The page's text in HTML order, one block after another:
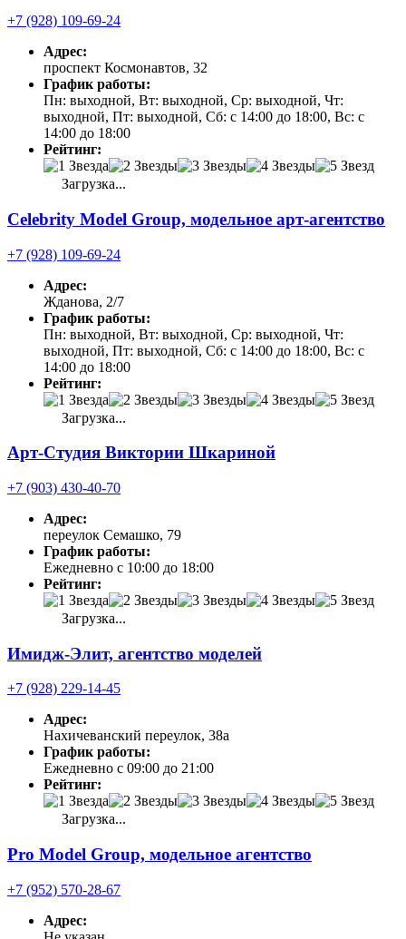
+7 (928) 109-69-24
Адрес:
проспект Космонавтов, 32
График работы:
Пн: выходной, Вт: выходной, Ср: выходной, Чт:
выходной, Пт: выходной, Сб: с 14:00 до 18:00, Вс: с
14:00 до 18:00
Рейтинг:
Загрузка...
Celebrity Model Group, модельное арт-агентство
+7 (928) 109-69-24
Адрес:
Жданова, 2/7
График работы:
Пн: выходной, Вт: выходной, Ср: выходной, Чт:
выходной, Пт: выходной, Сб: с 14:00 до 18:00, Вс: с
14:00 до 18:00
Рейтинг:
Загрузка...
Арт-Студия Виктории Шкариной
+7 (903) 430-40-70
Адрес:
переулок Семашко, 79
График работы:
Ежедневно с 10:00 до 18:00
Рейтинг:
Загрузка...
Имидж-Элит, агентство моделей
+7 (928) 229-14-45
Адрес:
Нахичеванский переулок, 38а
График работы:
Ежедневно с 09:00 до 21:00
Рейтинг:
Загрузка...
Pro Model Group, модельное агентство
+7 (952) 570-28-67
Адрес: